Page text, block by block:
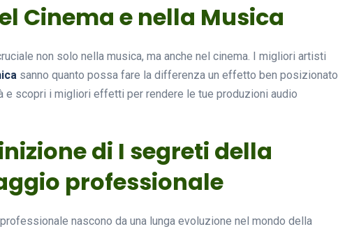
Cinema e nella Musica
non solo nella musica, ma anche nel cinema. I migliori artisti
sanno quanto possa fare la differenza un effetto ben posizionato
e scopri i migliori effetti per rendere le tue produzioni audio
di I segreti della
professionale
nascono da una lunga evoluzione nel mondo della